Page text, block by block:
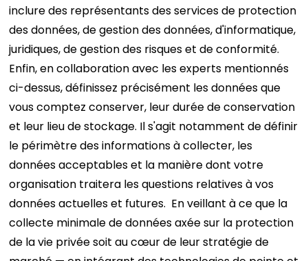
inclure des représentants des services de protection
des données, de gestion des données, d'informatique,
juridiques, de gestion des risques et de conformité.
Enfin, en collaboration avec les experts mentionnés
ci-dessus, définissez précisément les données que
vous comptez conserver, leur durée de conservation
et leur lieu de stockage. Il s'agit notamment de définir
le périmètre des informations à collecter, les
données acceptables et la manière dont votre
organisation traitera les questions relatives à vos
données actuelles et futures. En veillant à ce que la
collecte minimale de données axée sur la protection
de la vie privée soit au cœur de leur stratégie de